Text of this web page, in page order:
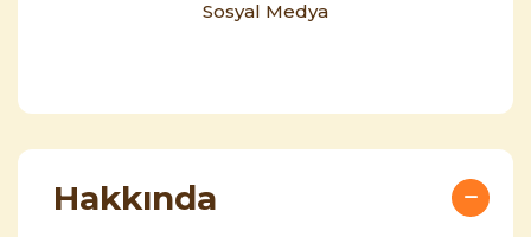
Sosyal Medya
Hakkında